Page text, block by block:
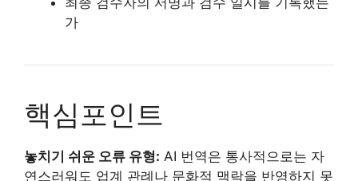
가
핵심포인트
놓치기 쉬운 오류 유형: AI 번역은 통사적으로는 자
연스러워도 업계 관례나 문화적 맥락을 반영하지 못